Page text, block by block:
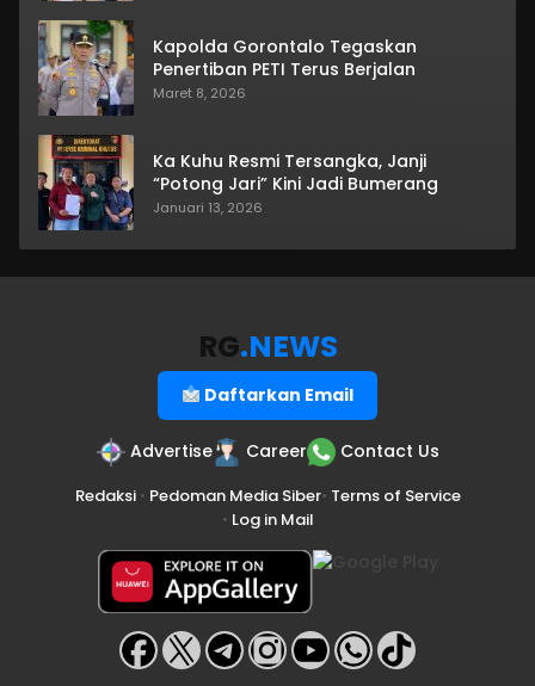
Kapolda Gorontalo Tegaskan
Penertiban PETI Terus Berjalan
Maret 8, 2026
Ka Kuhu Resmi Tersangka, Janji
“Potong Jari” Kini Jadi Bumerang
Januari 13, 2026
RG.NEWS
Daftarkan Email
Advertise Career Contact Us
Redaksi• Pedoman Media Siber• Terms of Service
• Log in Mail